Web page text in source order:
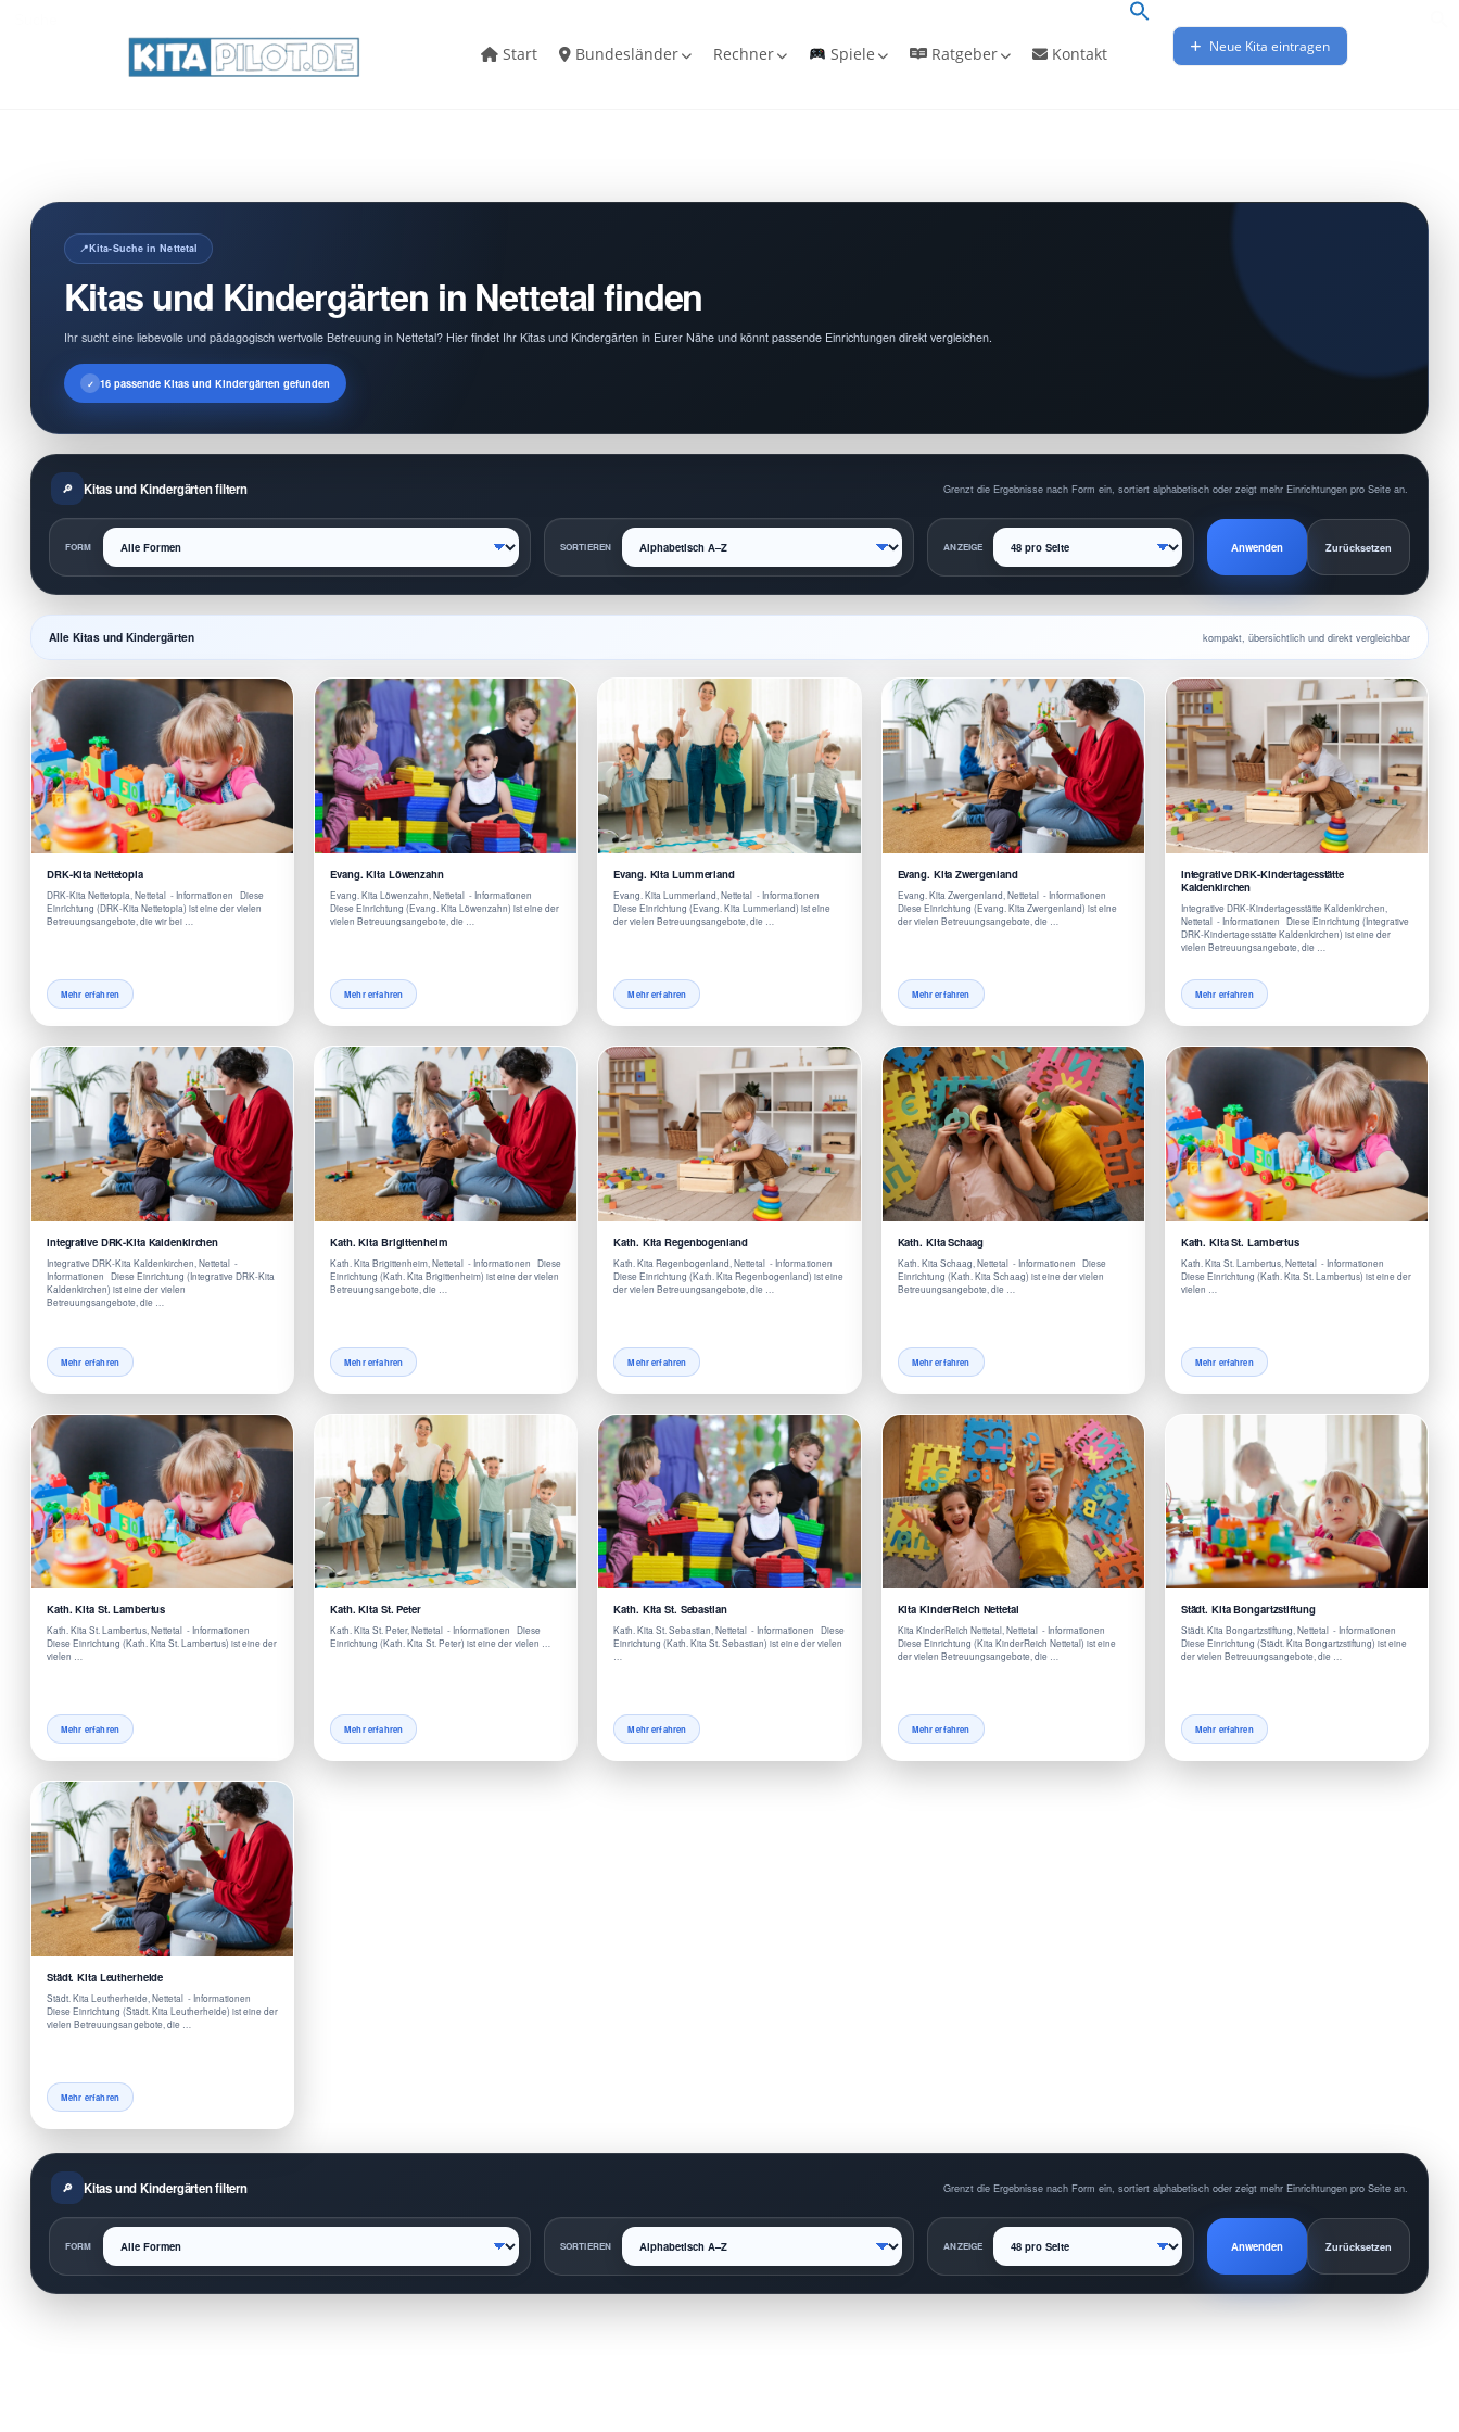
Start Bundesländer Rechner Spiele Ratgeber Kontakt Neue Kita eintragen
Kita-Suche in Nettetal
Kitas und Kindergärten in Nettetal finden
Ihr sucht eine liebevolle und pädagogisch wertvolle Betreuung in Nettetal? Hier findet Ihr Kitas und Kindergärten in Eurer Nähe und könnt passende Einrichtungen direkt vergleichen.
16 passende Kitas und Kindergärten gefunden
Kitas und Kindergärten filtern Grenzt die Ergebnisse nach Form ein, sortiert alphabetisch oder zeigt mehr Einrichtungen pro Seite an.
FORM SORTIEREN ANZEIGE Anwenden Zurücksetzen
Alle Kitas und Kindergärten kompakt, übersichtlich und direkt vergleichbar
DRK-Kita Nettetopia
DRK-Kita Nettetopia, Nettetal - Informationen Diese
Einrichtung (DRK-Kita Nettetopia) ist eine der vielen
Betreuungsangebote, die wir bei …
Mehr erfahren
Evang. Kita Löwenzahn
Evang. Kita Löwenzahn, Nettetal - Informationen
Diese Einrichtung (Evang. Kita Löwenzahn) ist eine der
vielen Betreuungsangebote, die …
Mehr erfahren
Evang. Kita Lummerland
Evang. Kita Lummerland, Nettetal - Informationen
Diese Einrichtung (Evang. Kita Lummerland) ist eine
der vielen Betreuungsangebote, die …
Mehr erfahren
Evang. Kita Zwergenland
Evang. Kita Zwergenland, Nettetal - Informationen
Diese Einrichtung (Evang. Kita Zwergenland) ist eine
der vielen Betreuungsangebote, die …
Mehr erfahren
Integrative DRK-Kindertagesstätte
Kaldenkirchen
Integrative DRK-Kindertagesstätte Kaldenkirchen,
Nettetal - Informationen Diese Einrichtung (Integrative
DRK-Kindertagesstätte Kaldenkirchen) ist eine der
vielen Betreuungsangebote, die …
Mehr erfahren
Integrative DRK-Kita Kaldenkirchen
Integrative DRK-Kita Kaldenkirchen, Nettetal -
Informationen Diese Einrichtung (Integrative DRK-Kita
Kaldenkirchen) ist eine der vielen
Betreuungsangebote, die …
Mehr erfahren
Kath. Kita Brigittenheim
Kath. Kita Brigittenheim, Nettetal - Informationen Diese
Einrichtung (Kath. Kita Brigittenheim) ist eine der vielen
Betreuungsangebote, die …
Mehr erfahren
Kath. Kita Regenbogenland
Kath. Kita Regenbogenland, Nettetal - Informationen
Diese Einrichtung (Kath. Kita Regenbogenland) ist eine
der vielen Betreuungsangebote, die …
Mehr erfahren
Kath. Kita Schaag
Kath. Kita Schaag, Nettetal - Informationen Diese
Einrichtung (Kath. Kita Schaag) ist eine der vielen
Betreuungsangebote, die …
Mehr erfahren
Kath. Kita St. Lambertus
Kath. Kita St. Lambertus, Nettetal - Informationen
Diese Einrichtung (Kath. Kita St. Lambertus) ist eine der
vielen …
Mehr erfahren
Kath. Kita St. Lambertus
Kath. Kita St. Lambertus, Nettetal - Informationen
Diese Einrichtung (Kath. Kita St. Lambertus) ist eine der
vielen …
Mehr erfahren
Kath. Kita St. Peter
Kath. Kita St. Peter, Nettetal - Informationen Diese
Einrichtung (Kath. Kita St. Peter) ist eine der vielen …
Mehr erfahren
Kath. Kita St. Sebastian
Kath. Kita St. Sebastian, Nettetal - Informationen Diese
Einrichtung (Kath. Kita St. Sebastian) ist eine der vielen
Mehr erfahren
Kita KinderReich Nettetal
Kita KinderReich Nettetal, Nettetal - Informationen
Diese Einrichtung (Kita KinderReich Nettetal) ist eine
der vielen Betreuungsangebote, die …
Mehr erfahren
Städt. Kita Bongartzstiftung
Städt. Kita Bongartzstiftung, Nettetal - Informationen
Diese Einrichtung (Städt. Kita Bongartzstiftung) ist eine
der vielen Betreuungsangebote, die …
Mehr erfahren
Städt. Kita Leutherheide
Städt. Kita Leutherheide, Nettetal - Informationen
Diese Einrichtung (Städt. Kita Leutherheide) ist eine der
vielen Betreuungsangebote, die …
Mehr erfahren
Kitas und Kindergärten filtern Grenzt die Ergebnisse nach Form ein, sortiert alphabetisch oder zeigt mehr Einrichtungen pro Seite an.
FORM SORTIEREN ANZEIGE Anwenden Zurücksetzen